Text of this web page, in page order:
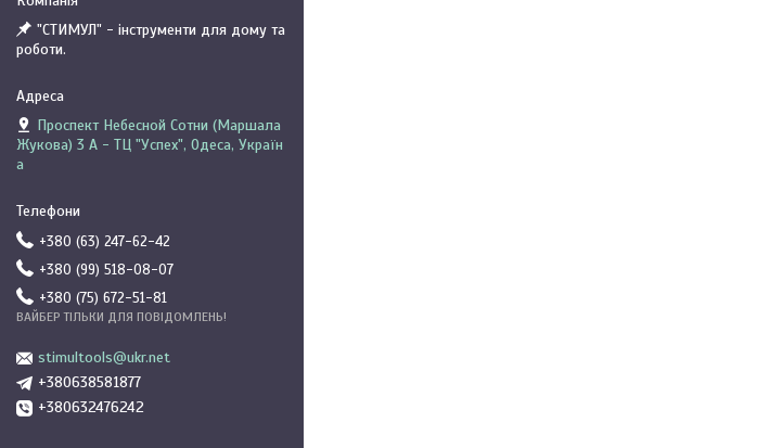
"СТИМУЛ" - інструменти для дому та
роботи.
Проспект Небесной Сотни (Маршала
Жукова) 3 А - ТЦ "Успех", Одеса, Україн
а
+380 (63) 247-62-42
+380 (99) 518-08-07
+380 (75) 672-51-81
ВАЙБЕР ТІЛЬКИ ДЛЯ ПОВІДОМЛЕНЬ!
stimultools@ukr.net
+380638581877
+380632476242